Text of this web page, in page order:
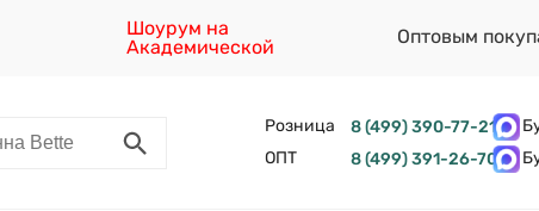
Шоурум на
Академической
Оптовым
Розница 8 (499) 390-77-21
ОПТ
8 (499) 391-26-70